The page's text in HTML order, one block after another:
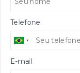
Telefone
E-mail